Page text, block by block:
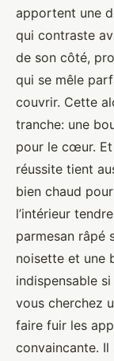
apportent une
qui contraste
de son côté,
qui se mêle
couvrir. Cette
tranche: une
pour le cœur.
réussite tient
bien chaud
l’intérieur
parmesan râpé
noisette et une
indispensable
vous cherchez
faire fuir les
convaincante. Il